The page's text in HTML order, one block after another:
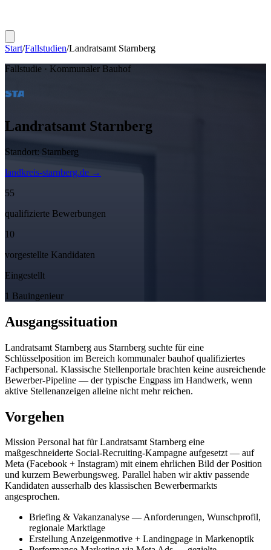
Start/Fallstudien/Landratsamt Starnberg
Fallstudie · Kommunaler Bauhof
Landratsamt Starnberg
Standort: Starnberg
landkreis-starnberg.de →
55
qualifizierte Bewerbungen
10
vorgestellte Kandidaten
Eingestellt
1 Bauingenieur
Ausgangssituation
Landratsamt Starnberg aus Starnberg suchte für eine
Schlüsselposition im Bereich kommunaler bauhofqualifiziertes
Fachpersonal. Klassische Stellenportale brachten keine ausreichende
Bewerber-Pipeline — der typische Engpass im Handwerk, wenn
aktive Stellenanzeigen alleine nicht mehr reichen.
Vorgehen
Mission Personal hat fürLandratsamt Starnberg eine
maßgeschneiderte Social-Recruiting-Kampagne aufgesetzt — auf
Meta (Facebook + Instagram) mit einem ehrlichen Bild der Position
und kurzem Bewerbungsweg. Parallel haben wir aktiv passende
Kandidaten ausserhalb des klassischen Bewerbermarkts
angesprochen.
Briefing & Vakanzanalyse — Anforderungen, Wunschprofil,
regionale Marktlage
Erstellung Anzeigenmotive + Landingpage in Markenoptik